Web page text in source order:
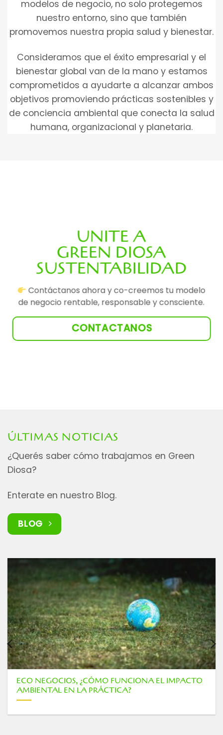
modelos de negocio, no solo protegemos
nuestro entorno, sino que también
promovemos nuestra propia salud y bienestar.
Consideramos que el éxito empresarial y el
bienestar global van de la mano y estamos
comprometidos a ayudarte a alcanzar ambos
objetivos promoviendo prácticas sostenibles y
de conciencia ambiental que conecta la salud
humana, organizacional y planetaria.
UNITE A
GREEN DIOSA
SUSTENTABILIDAD
Contáctanos ahora yco-creemos tu modelo
de negocio rentable, responsable y consciente.
CONTACTANOS
ÚLTIMAS NOTICIAS
¿Querés saber cómo trabajamos en Green
Diosa?
Enterate en nuestro Blog.
BLOG
AGUA COMO UNA INVERSION EN LA BOLSA – EL
VERDADERO VALOR DEL AGUA DULCE